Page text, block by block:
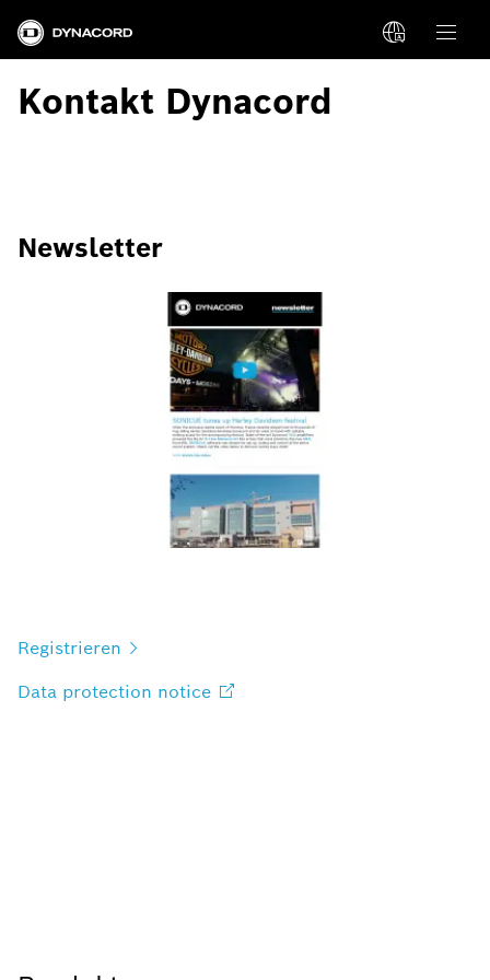
Kontakt Dynacord
Newsletter
Registrieren
Data protection notice